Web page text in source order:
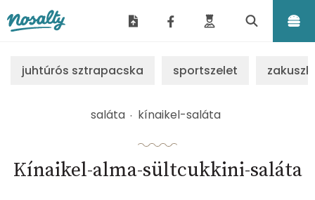
juhtúrós sztrapacska sportszelet
saláta kínaikel-saláta
Kínaikel-alma-sültcukkini-saláta